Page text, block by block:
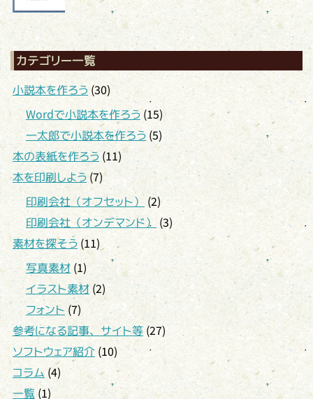
カテゴリー一覧
小説本を作ろう(30)
Wordで小説本を作ろう(15)
一太郎で小説本を作ろう(5)
本の表紙を作ろう (11)
本を印刷しよう(7)
印刷会社（オフセット） (2)
印刷会社（オンデマンド） (3)
素材を探そう (11)
写真素材(1)
イラスト素材 (2)
フォント(7)
参考になる記事、サイト等 (27)
ソフトウェア紹介 (10)
コラム(4)
一覧(1)